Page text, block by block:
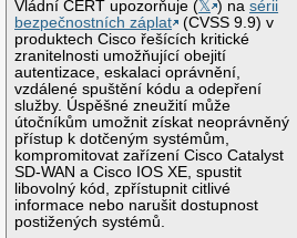
Vládní CERT upozorňuje (𝕏 ) nasérii
bezpečnostních záplat
(CVSS 9.9) v
produktech Cisco řešících kritické
zranitelnosti umožňující obejití
autentizace, eskalaci oprávnění,
vzdálené spuštění kódu a odepření
služby. Úspěšné zneužití může
útočníkům umožnit získat neoprávněný
přístup k dotčeným systémům,
kompromitovat zařízení Cisco Catalyst
SD-WAN a Cisco IOS XE, spustit
libovolný kód, zpřístupnit citlivé
informace nebo narušit dostupnost
postižených systémů.